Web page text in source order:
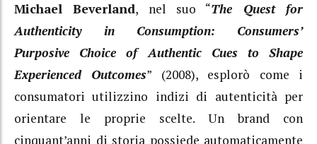
MichaelBeverland, nel suo “The Quest for
Authenticity in Consumption: Consumers’
Purposive Choice of Authentic Cues to Shape
Experienced Outcomes” (2008), esplorò come i
consumatori utilizzino indizi di autenticità per
orientare le proprie scelte. Un brand con
cinquant’anni di storia possiede automaticamente